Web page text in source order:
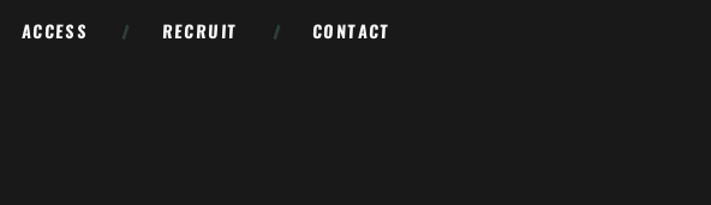
ACCESS / RECRUIT / CONTACT